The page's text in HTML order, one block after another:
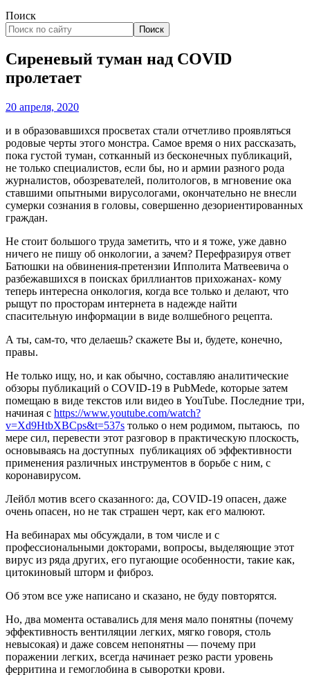
Поиск
Поиск
Сиреневый туман над COVID
пролетает
20 апреля, 2020
и в образовавшихся просветах стали отчетливо проявляться
родовые черты этого монстра. Самое время о них рассказать,
пока густой туман, сотканный из бесконечных публикаций,
не только специалистов, если бы, но и армии разного рода
журналистов, обозревателей, политологов, в мгновение ока
ставшими опытными вирусологами, окончательно не внесли
сумерки сознания в головы, совершенно дезориентированных
граждан.
Не стоит большого труда заметить, что и я тоже, уже давно
ничего не пишу об онкологии, а зачем? Перефразируя ответ
Батюшки на обвинения-претензии Ипполита Матвеевича о
разбежавшихся в поисках бриллиантов прихожанах- кому
теперь интересна онкология, когда все только и делают, что
рыщут по просторам интернета в надежде найти
спасительную информации в виде волшебного рецепта.
А ты, сам-то, что делаешь? скажете Вы и, будете, конечно,
правы.
Не только ищу, но, и как обычно, составляю аналитические
обзоры публикаций о COVID-19 в PubMede, которые затем
помещаю в виде текстов или видео в YouTube. Последние три,
начиная с https://www.youtube.com/watch?
v=Xd9HtbXBCps&t=537s только о нем родимом, пытаюсь, по
мере сил, перевести этот разговор в практическую плоскость,
основываясь на доступных публикациях об эффективности
применения различных инструментов в борьбе с ним, с
коронавирусом.
Лейбл мотив всего сказанного: да, COVID-19 опасен, даже
очень опасен, но не так страшен черт, как его малюют.
На вебинарах мы обсуждали, в том числе и с
профессиональными докторами, вопросы, выделяющие этот
вирус из ряда других, его пугающие особенности, такие как,
цитокиновый шторм и фиброз.
Об этом все уже написано и сказано, не буду повторятся.
Но, два момента оставались для меня мало понятны (почему
эффективность вентиляции легких, мягко говоря, столь
невысокая) и даже совсем непонятны — почему при
поражении легких, всегда начинает резко расти уровень
ферритина и гемоглобина в сыворотки крови.